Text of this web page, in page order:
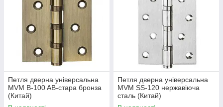
Петля дверна універсальна
MVM B-100 AB-стара бронза
(Китай)
Петля дверна універсальна
MVM SS-120 нержавіюча
сталь (Китай)